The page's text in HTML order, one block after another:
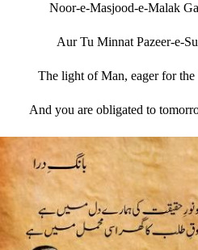
Noor-e-Masjood-e-Malak
Aur Tu Minnat Pazeer-e-
The light of Man, eager for the
And you are obligated to